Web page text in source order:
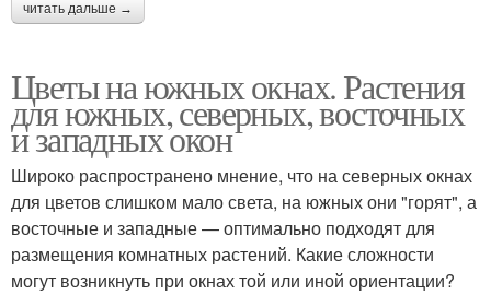
читать дальше →
Цветы на южных окнах. Растения
для южных, северных, восточных
и западных окон
Широко распространено мнение, что на северных окнах
для цветов слишком мало света, на южных они "горят", а
восточные и западные — оптимально подходят для
размещения комнатных растений. Какие сложности
могут возникнуть при окнах той или иной ориентации?